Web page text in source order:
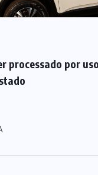
processado por